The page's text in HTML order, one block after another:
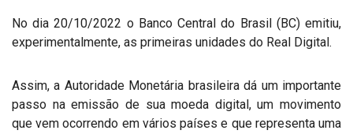
No dia 20/10/2022 o Banco Central do Brasil (BC) emitiu,
experimentalmente, as primeiras unidades do Real Digital.
Assim, a Autoridade Monetária brasileira dá um importante
passo na emissão de sua moeda digital, um movimento
que vem ocorrendo em vários países e que representa uma